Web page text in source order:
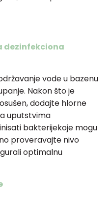
dezinfekciona
vode u bazenu
Nakon što je
dodajte hlorne
uputstvima
bakterijekoje mogu
proveravajte nivo
optimalnu